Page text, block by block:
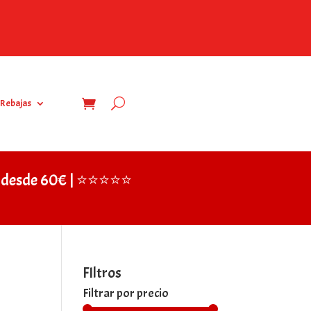
Rebajas
60€ | ⭐⭐⭐⭐⭐
FIltros
Filtrar por precio